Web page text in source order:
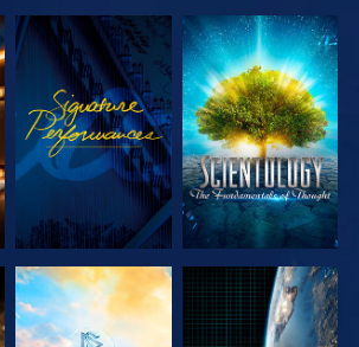
TITTA
UTFORSKA
SERIEN
UTFORSKA
TITTA